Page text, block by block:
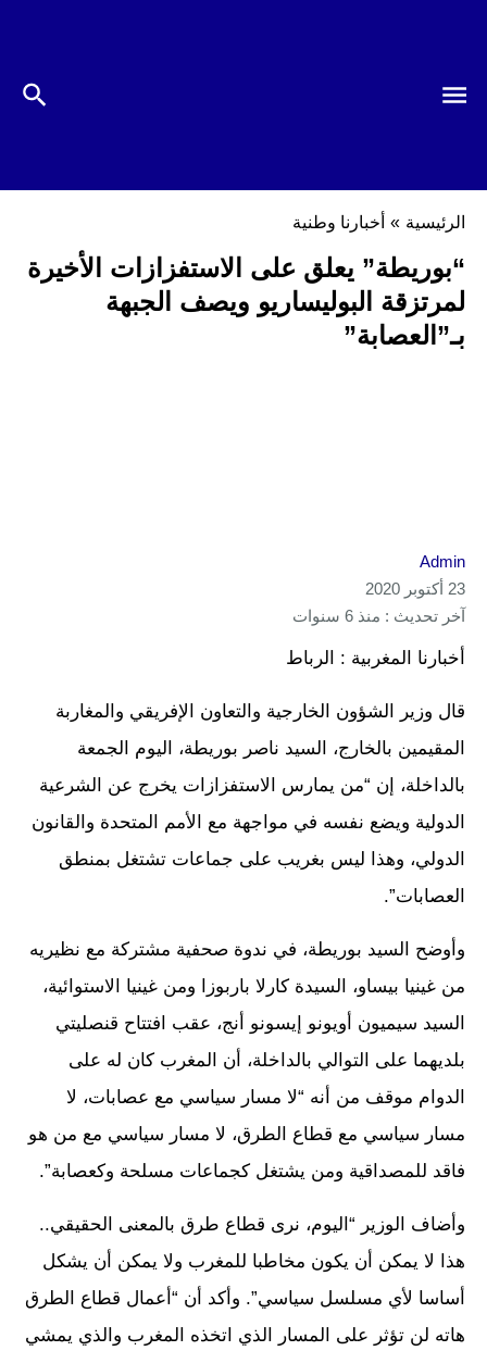
الرئيسية » أخبارنا وطنية
“بوريطة” يعلق على الاستفزازات الأخيرة
لمرتزقة البوليساريو ويصف الجبهة
بـ”العصابة”
Admin
23 أكتوبر 2020
آخر تحديث : منذ 6 سنوات
أخبارنا المغربية : الرباط
قال وزير الشؤون الخارجية والتعاون الإفريقي والمغاربة
المقيمين بالخارج، السيد ناصر بوريطة، اليوم الجمعة
بالداخلة، إن “من يمارس الاستفزازات يخرج عن الشرعية
الدولية ويضع نفسه في مواجهة مع الأمم المتحدة والقانون
الدولي، وهذا ليس بغريب على جماعات تشتغل بمنطق
العصابات”.
وأوضح السيد بوريطة، في ندوة صحفية مشتركة مع نظيريه
من غينيا بيساو، السيدة كارلا باربوزا ومن غينيا الاستوائية،
السيد سيميون أويونو إيسونو أنج، عقب افتتاح قنصليتي
بلديهما على التوالي بالداخلة، أن المغرب كان له على
الدوام موقف من أنه “لا مسار سياسي مع عصابات، لا
مسار سياسي مع قطاع الطرق، لا مسار سياسي مع من هو
فاقد للمصداقية ومن يشتغل كجماعات مسلحة وكعصابة”.
وأضاف الوزير “اليوم، نرى قطاع طرق بالمعنى الحقيقي..
هذا لا يمكن أن يكون مخاطبا للمغرب ولا يمكن أن يشكل
أساسا لأي مسلسل سياسي”. وأكد أن “أعمال قطاع الطرق
هاته لن تؤثر على المسار الذي اتخذه المغرب والذي يمشي